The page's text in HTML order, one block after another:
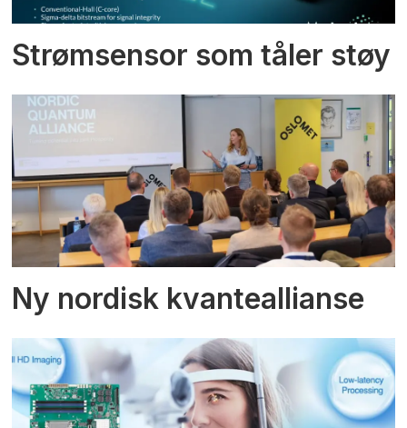
Strømsensor som tåler støy
Ny nordisk kvanteallianse